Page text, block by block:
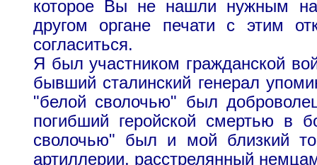
которое Вы не нашли нужным
другом органе печати с этим
согласиться.
Я был участником гражданской
бывший сталинский генерал
"белой сволочью" был
погибший геройской смертью в
сволочью" был и мой близкий
артиллерии, расстрелянный